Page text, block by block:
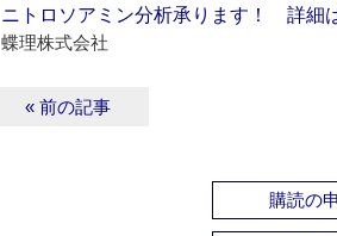
ニトロソアミン分析承ります！ 詳細
蝶理株式会社
« 前の記事
購読の